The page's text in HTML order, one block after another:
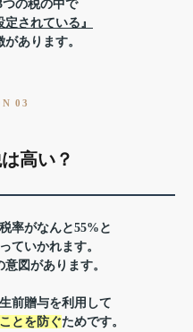
の税の中で
定されている』
あります。
03
高い？
率がなんと55%と
ていかれます。
図があります。
生前贈与を利用して
とを防ぐためです。